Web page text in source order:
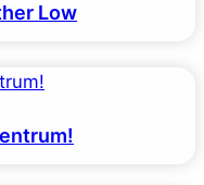
Low